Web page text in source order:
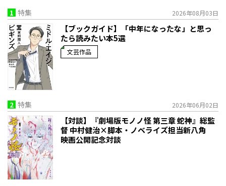
1 特集 2026年08月03日
【ブックガイド】「中年になったな」と思っ
たら読みたい本5選
文芸作品
2 特集 2026年06月02日
【対談】『劇場版モノノ怪 第三章 蛇神』総監
督 中村健治×脚本・ノベライズ担当新八角
映画公開記念対談